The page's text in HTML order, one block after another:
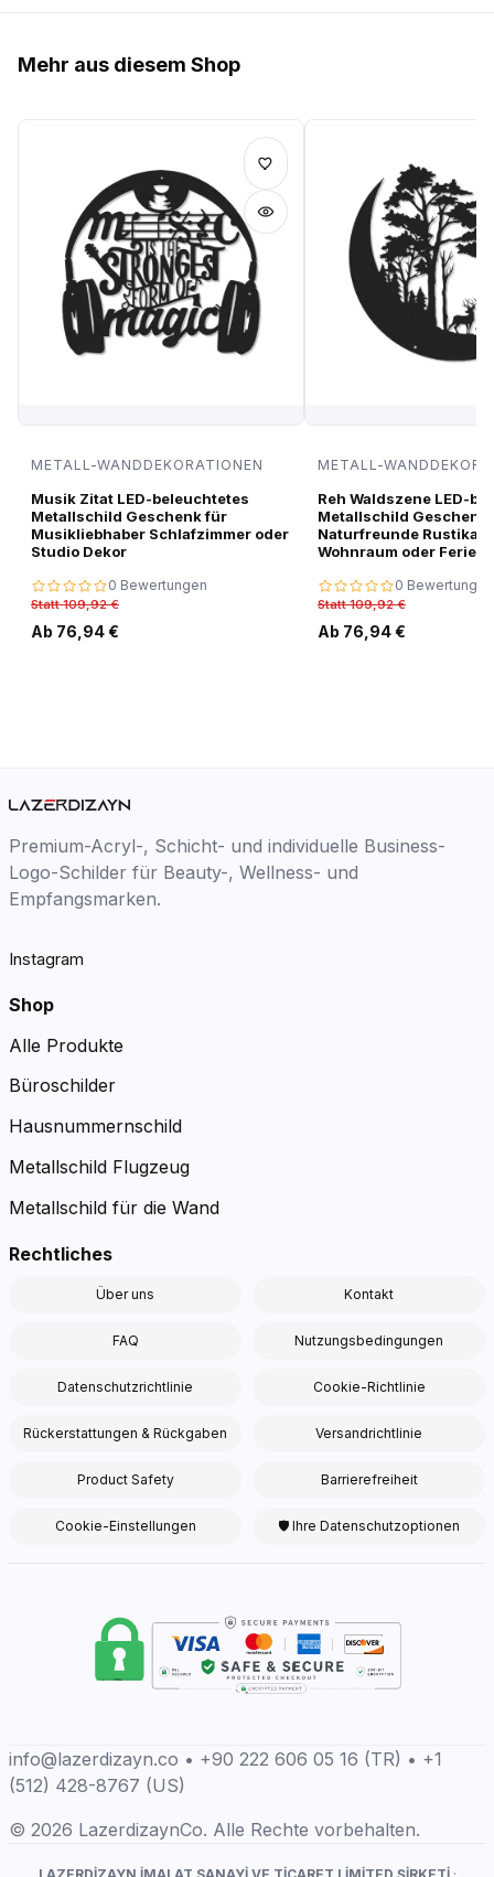
Mehr aus diesem Shop
METALL-WANDDEKORATIONEN
Musik Zitat LED-beleuchtetes
Metallschild Geschenk für
Musikliebhaber Schlafzimmer oder
Studio Dekor
0 Bewertungen
Statt 109,92 €
Ab 76,94 €
METALL-
Reh Waldszene LED-
Metallschild Geschenk
Naturfreunde
Wohnraum oder
0 Bewertungen
Statt 109,92 €
Ab 76,94 €
Premium-Acryl-, Schicht- und individuelle Business-
Logo-Schilder für Beauty-, Wellness- und
Empfangsmarken.
Instagram
Shop
Alle Produkte
Büroschilder
Hausnummernschild
Metallschild Flugzeug
Metallschild für die Wand
Rechtliches
Über uns Kontakt
FAQ Nutzungsbedingungen
Datenschutzrichtlinie Cookie-Richtlinie
Rückerstattungen & Rückgaben Versandrichtlinie
Product Safety Barrierefreiheit
Cookie-Einstellungen 🛡 Ihre Datenschutzoptionen
info@lazerdizayn.co • +90 222 606 05 16 (TR) • +1
(512) 428-8767 (US)
© 2026 LazerdizaynCo. Alle Rechte vorbehalten.